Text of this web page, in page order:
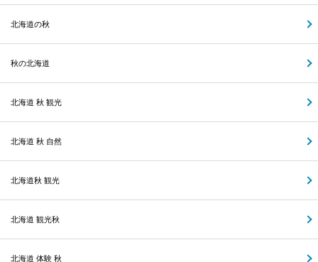
北海道の秋
秋の北海道
北海道 秋 観光
北海道 秋 自然
北海道秋 観光
北海道 観光秋
北海道 体験 秋